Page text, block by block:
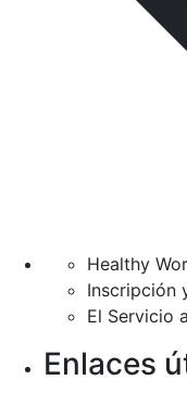
Healthy
Inscripción
El Servicio
Enlaces